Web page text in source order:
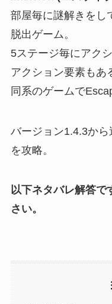
部屋毎に謎解きをし
脱出ゲーム。
5ステージ毎にアク
アクション要素もあ
同系のゲームで
バージョン1.4.3か
を攻略。
以下ネタバレ解答で
さい。